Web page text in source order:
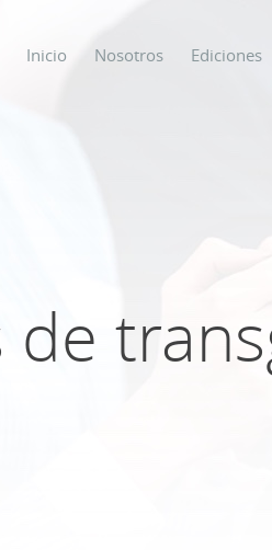
Inicio Nosotros Ediciones